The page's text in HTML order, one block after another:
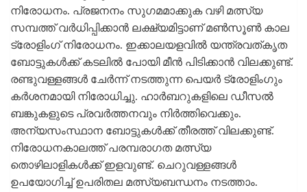
നിരോധനം. പ്രജനനം സുഗമമാക്കുക വഴി മത്സ്യ
സമ്പത്ത് വർധിപ്പിക്കാൻ ലക്ഷ്യമിട്ടാണ് മൺസൂൺ കാല
ട്രോളിംഗ് നിരോധനം. ഇക്കാലയളവിൽ യന്ത്രവത്കൃത
ബോട്ടുകൾക്ക് കടലിൽ പോയി മീൻ പിടിക്കാൻ വിലക്കുണ്ട്.
രണ്ടുവള്ളങ്ങൾ ചേർന്ന് നടത്തുന്ന പെയർ ട്രോളിംഗും
കർശനമായി നിരോധിച്ചു. ഹാർബറുകളിലെ ഡീസൽ
ബങ്കുകളുടെ പ്രവർത്തനവും നിർത്തിവെക്കും.
അന്യസംസ്ഥാന ബോട്ടുകൾക്ക് തീരത്ത് വിലക്കുണ്ട്.
നിരോധനകാലത്ത് പരമ്പരാഗത മത്സ്യ
തൊഴിലാളികൾക്ക് ഇളവുണ്ട്. ചെറുവള്ളങ്ങൾ
ഉപയോഗിച്ച് ഉപരിതല മത്സ്യബന്ധനം നടത്താം.